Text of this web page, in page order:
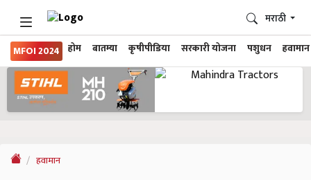
MFOI 2024 होम बातम्या कृषीपीडिया सरकारी योजना पशुधन हवामान
मराठी
हवामान